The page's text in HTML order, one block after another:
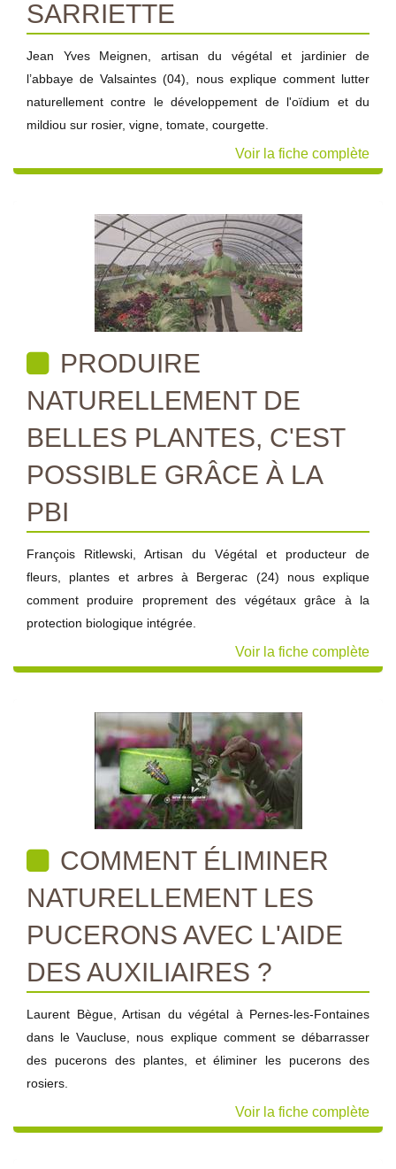
SARRIETTE
Jean Yves Meignen, artisan du végétal et jardinier de
l’abbaye de Valsaintes (04), nous explique comment lutter
naturellement contre le développement de l'oïdium et du
mildiou sur rosier, vigne, tomate, courgette.
Voir la fiche complète
PRODUIRE
NATURELLEMENT DE
BELLES PLANTES, C'EST
POSSIBLE GRÂCE À LA
PBI
François Ritlewski, Artisan du Végétal et producteur de
fleurs, plantes et arbres à Bergerac (24) nous explique
comment produire proprement des végétaux grâce à la
protection biologique intégrée.
Voir la fiche complète
COMMENT ÉLIMINER
NATURELLEMENT LES
PUCERONS AVEC L'AIDE
DES AUXILIAIRES ?
Laurent Bègue, Artisan du végétal à Pernes-les-Fontaines
dans le Vaucluse, nous explique comment se débarrasser
des pucerons des plantes, et éliminer les pucerons des
rosiers.
Voir la fiche complète